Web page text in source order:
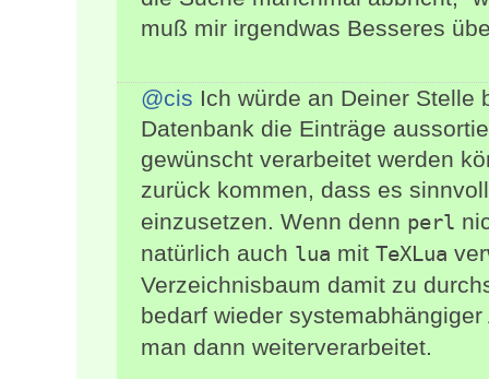
muß mir irgendwas Besseres
@cis Ich würde an Deiner Stelle
Datenbank die Einträge
gewünscht verarbeitet werden
zurück kommen, dass es
einzusetzen. Wenn denn perl
natürlich auch lua mit TeXLua
Verzeichnisbaum damit zu
bedarf wieder
man dann weiterverarbeitet.